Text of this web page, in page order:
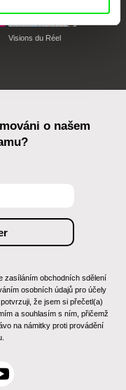
Visions du Réel
o našem
zasíláním obchodních sdělení
osobních údajů pro účely
že jsem si přečetl(a)
a souhlasím s ním, přičemž
na námitky proti provádění
Y